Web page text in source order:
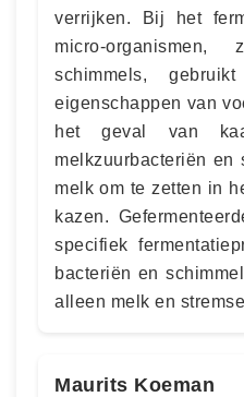
verrijken. Bij het
micro-
schimmels,
eigenschappen van
het geval van
melkzuurbacteriën en
melk om te zetten in
kazen.
specifiek
bacteriën en
alleen melk en
Maurits Koeman